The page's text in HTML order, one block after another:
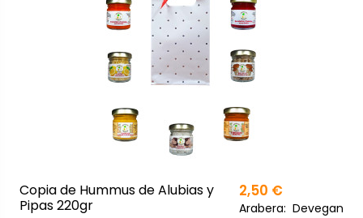
Copia de Hummus de Alubias y
Pipas 220gr
2,50 €
Arabera: Devegan